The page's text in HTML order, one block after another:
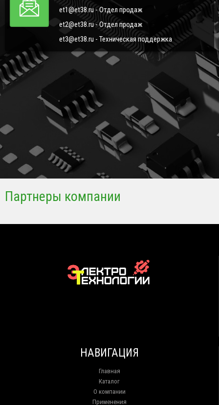
et1@et38.ru - Отдел продаж
et2@et38.ru - Отдел продаж
et3@et38.ru - Техническая поддержка
Партнеры компании
НАВИГАЦИЯ
Главная
Каталог
О компании
Применения